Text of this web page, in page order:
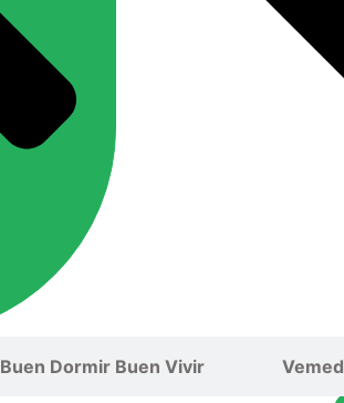
Buen Dormir Buen Vivir Vemed